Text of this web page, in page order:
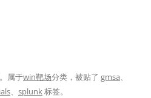
。属于win靶场分类，被贴了 gmsa、
、 splunk标签。